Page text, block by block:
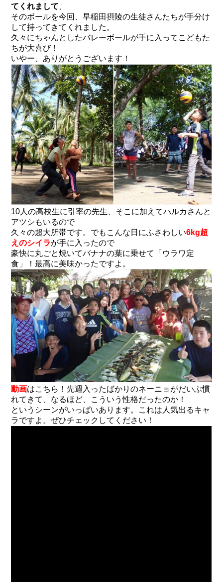
てくれまして
そのボールを今回、早稲田摂陵の生徒さんたちが手分け
して持ってきてくれました。
久々にちゃんとしたバレーボールが手に入ってこどもた
ちが大喜び！
いやー、ありがとうございます！
10人の高校生に引率の先生、そこに加えてハルカさんと
アツシもいるので
久々の超大所帯です。でもこんな日にふさわしい6kg超
えのシイラが手に入ったので
豪快に丸ごと焼いてバナナの葉に乗せて「ウラワ定
食」！最高に美味かったですよ。
動画はこちら！先週入ったばかりのネーニョがだいぶ慣
れてきて、なるほど、こういう性格だったのか！
というシーンがいっぱいあります。これは人気出るキャ
ラですよ。ぜひチェックしてください！